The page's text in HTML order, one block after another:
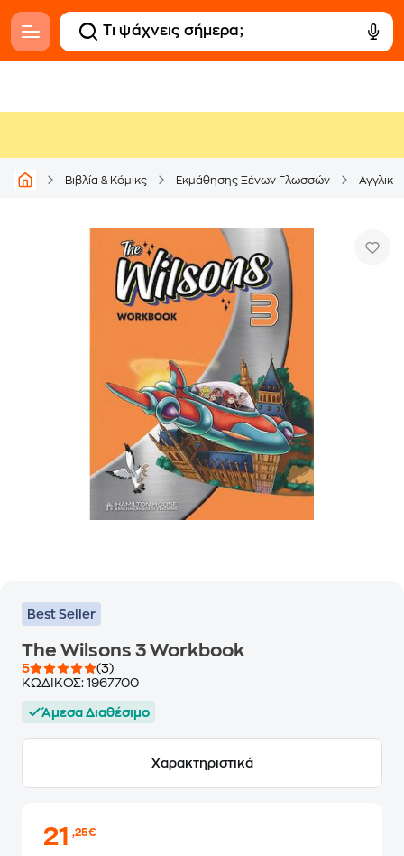
Βιβλία & Κόμικς Εκμάθησης Ξένων Γλωσσών
Best Seller
The Wilsons 3 Workbook
5
(3)
ΚΩΔΙΚΟΣ: 1967700
Άμεσα Διαθέσιμο
Χαρακτηριστικά
21,25€